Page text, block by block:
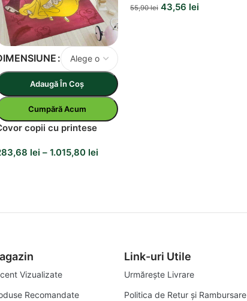
Adaugă În Coș
Cumpără Acum
copii cu printese
lei – 1.015,80 lei
55,90lei 43,56 lei
Vizualizate
Recomandate
Link-uri Utile
Urmărește Livrare
Politica de Retur și Rambursare